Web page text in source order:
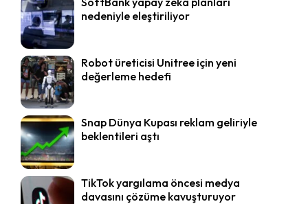
nedeniyle eleştiriliyor
Robot üreticisi Unitree için yeni
değerleme hedefi
Snap Dünya Kupası reklam geliriyle
beklentileri aştı
TikTok yargılama öncesi medya
davasını çözüme kavuşturuyor